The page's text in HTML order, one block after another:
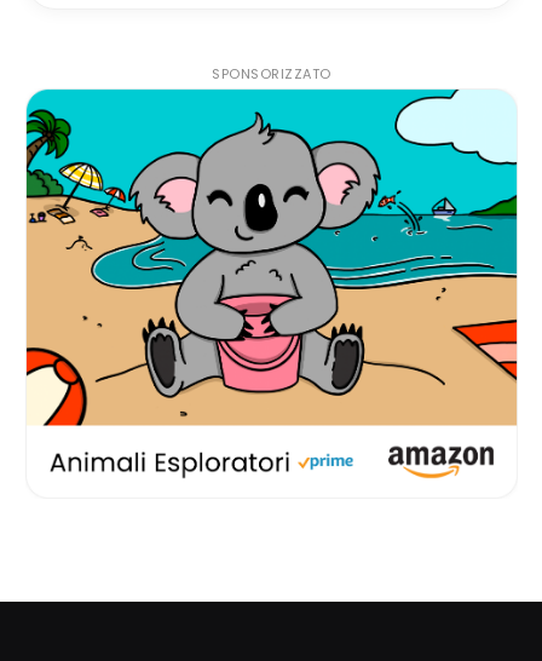
SPONSORIZZATO